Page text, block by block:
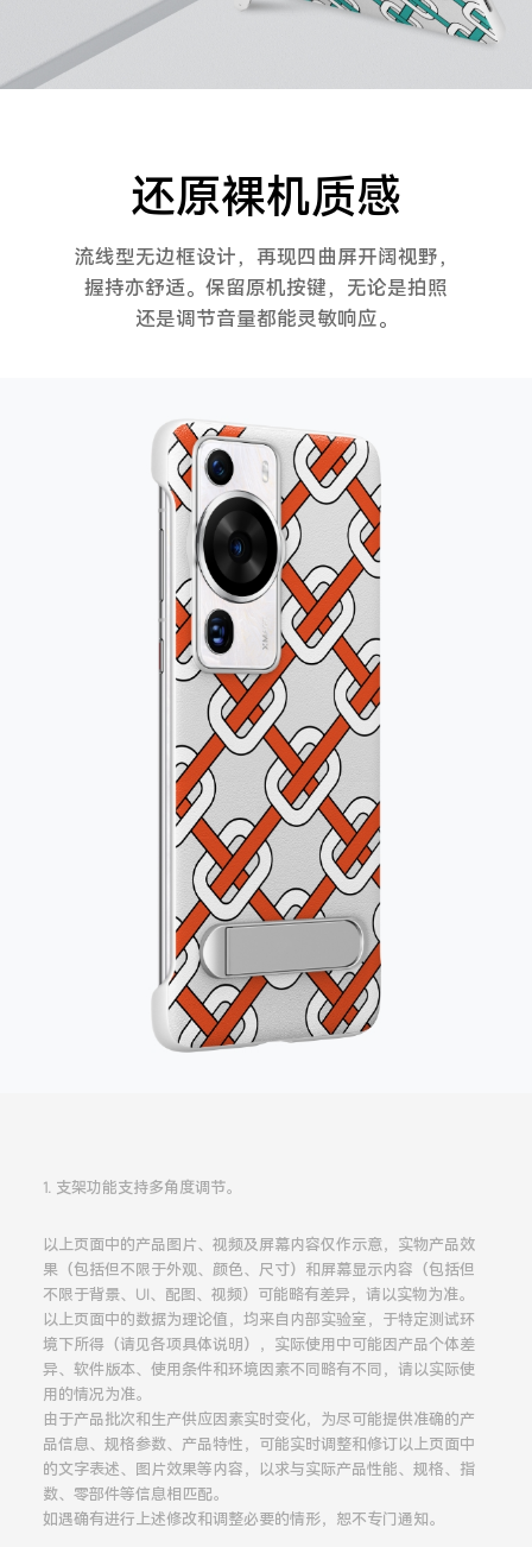
还原裸机质感
流线型无边框设计，再现四曲屏开阔视野，
握持亦舒适。保留原机按键， 无论是拍照
还是调节音量都能灵敏响应。
1. 支架功能支持多角度调节。
以上页面中的产品图片、视频及屏幕内容仅作示意，实物产品效
果（包括但不限于外观、颜色、尺寸）和屏幕显示内容（包括但
不限于背景、UI、配图、视频）可能略有差异，请以实物为准。
以上页面中的数据为理论值，均来自内部实验室，于特定测试环
境下所得（请见各项具体说明），实际使用中可能因产品个体差
异、软件版本、使用条件和环境因素不同略有不同，请以实际使
用的情况为准。
由于产品批次和生产供应因素实时变化，为尽可能提供准确的产
品信息、规格参数、产品特性，可能实时调整和修订以上页面中
的文字表述、图片效果等内容，以求与实际产品性能、规格、指
数、零部件等信息相匹配。
如遇确有进行上述修改和调整必要的情形，恕不专门通知。